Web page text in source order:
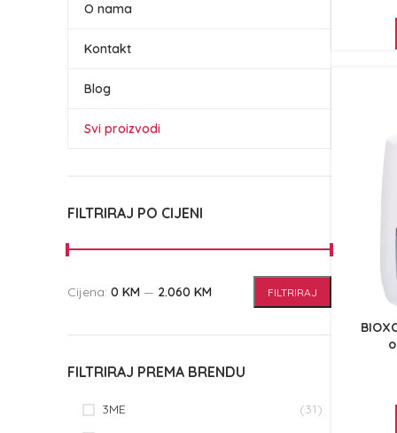
O nama
Kontakt
Blog
Svi proizvodi
FILTRIRAJ PO CIJENI
FILTRIRAJ
Cijena: 0 KM — 2.060 KM
FILTRIRAJ PREMA BRENDU
3ME
(31)